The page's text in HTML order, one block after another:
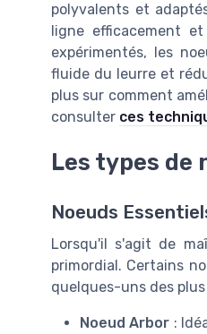
polyvalents et
ligne efficacement
expérimentés, les
fluide du leurre et
plus sur comment
consulter ces
Les types de
Noeuds
Lorsqu'il s'agit de
primordial. Certains
quelques-uns des
Noeud Arbor :